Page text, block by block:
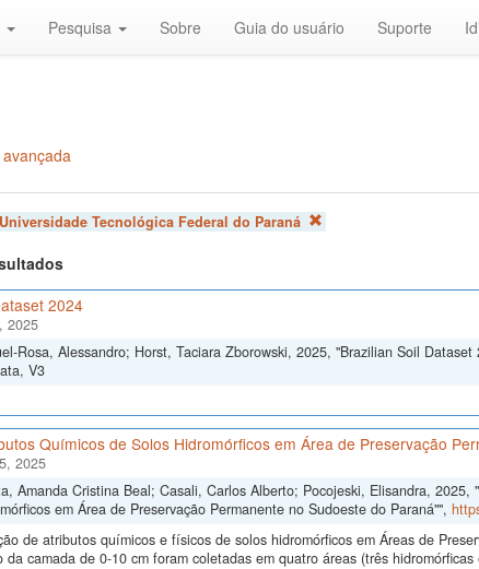
Pesquisa Sobre Guia do usuário Suporte
Universidade Tecnológica Federal do Paraná
2024
2025
Rosa, Alessandro; Horst, Taciara Zborowski, 2025, "Brazilian Soil Dataset
V3
Químicos de Solos Hidromórficos em Área de Preservação
2025
Amanda Cristina Beal; Casali, Carlos Alberto; Pocojeski, Elisandra, 2025,
em Área de Preservação Permanente no Sudoeste do Paraná"",
de atributos químicos e físicos de solos hidromórficos em Áreas de
da camada de 0-10 cm foram coletadas em quatro áreas (três